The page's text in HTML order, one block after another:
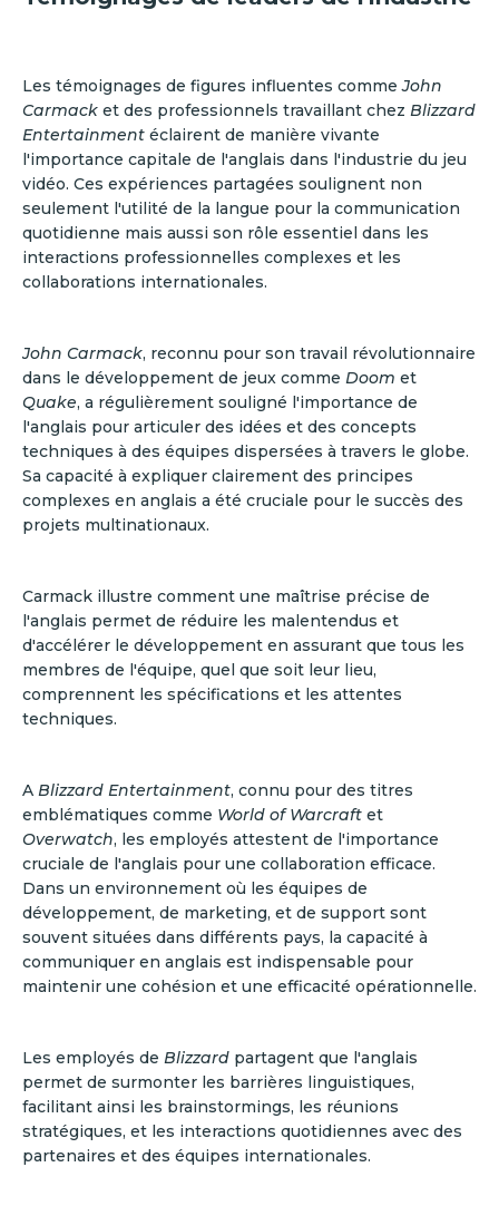
Les témoignages de figures influentes commeJohn
Carmack et des professionnels travaillant chez Blizzard
Entertainment éclairent de manière vivante
l'importance capitale de l'anglais dans l'industrie du jeu
vidéo. Ces expériences partagées soulignent non
seulement l'utilité de la langue pour la communication
quotidienne mais aussi son rôle essentiel dans les
interactions professionnelles complexes et les
collaborations internationales.
John Carmack, reconnu pour son travail révolutionnaire
dans le développement de jeux comme Doom et
Quake, a régulièrement souligné l'importance de
l'anglais pour articuler des idées et des concepts
techniques à des équipes dispersées à travers le globe.
Sa capacité à expliquer clairement des principes
complexes en anglais a été cruciale pour le succès des
projets multinationaux.
Carmack illustre comment une maîtrise précise de
l'anglais permet de réduire les malentendus et
d'accélérer le développement en assurant que tous les
membres de l'équipe, quel que soit leur lieu,
comprennent les spécifications et les attentes
techniques.
A Blizzard Entertainment, connu pour des titres
emblématiques comme World of Warcraft et
Overwatch, les employés attestent de l'importance
cruciale de l'anglais pour une collaboration efficace.
Dans un environnement où les équipes de
développement, de marketing, et de support sont
souvent situées dans différents pays, la capacité à
communiquer en anglais est indispensable pour
maintenir une cohésion et une efficacité opérationnelle.
Les employés de Blizzard partagent que l'anglais
permet de surmonter les barrières linguistiques,
facilitant ainsi les brainstormings, les réunions
stratégiques, et les interactions quotidiennes avec des
partenaires et des équipes internationales.